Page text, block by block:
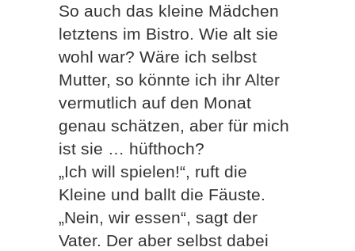
So auch das kleine Mädchen
letztens im Bistro. Wie alt sie
wohl war? Wäre ich selbst
Mutter, so könnte ich ihr Alter
vermutlich auf den Monat
genau schätzen, aber für mich
ist sie … hüfthoch?
„Ich will spielen!“, ruft die
Kleine und ballt die Fäuste.
„Nein, wir essen“, sagt der
Vater. Der aber selbst dabei